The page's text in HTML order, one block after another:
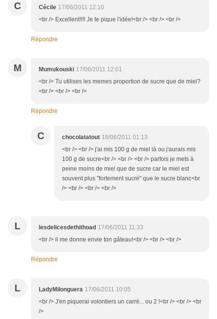
C Cécile 17/06/2011 12:10
<br /> Excellent!!!! Je te pique l'idée!<br /> <br /> <br />
Répondre
M Mumukouski 17/06/2011 12:01
<br /> Tu utilises les memes proportion de sucre que de miel?
<br /> <br /> <br />
Répondre
C chocolatatout 18/06/2011 01:13
<br /> <br /> j'ai mis 100 g de miel là ou j'aurais mis
100 g de sucre<br /> <br /> <br /> parfois je mets à
peine moins de miel que de sucre car le miel est
souvent plus "fortement sucré" que le sucre blanc<br
/> <br /> <br /> <br />
L lesdelicesdethithoad 17/06/2011 11:33
<br /> il me donne envie ton gâteau!<br /> <br /> <br />
Répondre
L LadyMilonguera 17/06/2011 10:05
<br /> J'en piquerai volontiers un carré... ou 2 !<br /> <br /> <br
/>